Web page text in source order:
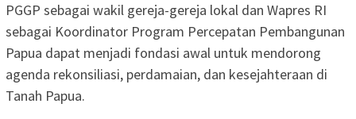
PGGP sebagai wakil gereja-gereja lokal dan Wapres RI
sebagai Koordinator Program Percepatan Pembangunan
Papua dapat menjadi fondasi awal untuk mendorong
agenda rekonsiliasi, perdamaian, dan kesejahteraan di
Tanah Papua.